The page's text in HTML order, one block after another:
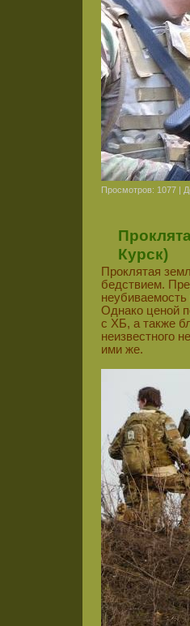
Просмотров: 1077 |
Курск)
Проклятая
бедствием.
Однако ценой
с ХБ, а также
неизвестного
ими же.